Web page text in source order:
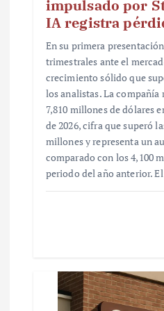
impulsado por
IA registra
En su primera
trimestrales ante el
crecimiento sólido que
los analistas. La compañía
7,810 millones de dólares
de 2026, cifra que superó
millones y representa un
comparado con los 4,100
periodo del año anterior.